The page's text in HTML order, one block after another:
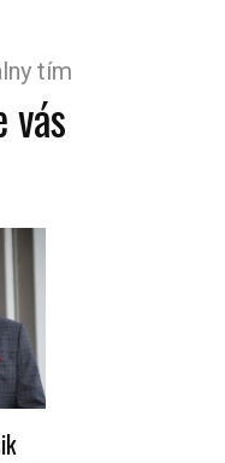
tím
vás